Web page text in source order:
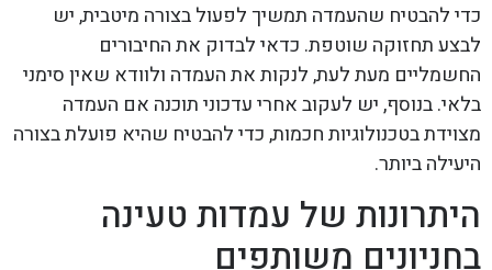
כדי להבטיח שהעמדה תמשיך לפעול בצורה מיטבית, יש
לבצע תחזוקה שוטפת. כדאי לבדוק את החיבורים
החשמליים מעת לעת, לנקות את העמדה ולוודא שאין סימני
בלאי. בנוסף, יש לעקוב אחרי עדכוני תוכנה אם העמדה
מצוידת בטכנולוגיות חכמות, כדי להבטיח שהיא פועלת בצורה
היעילה ביותר.
היתרונות של עמדות טעינה
בחניונים משותפים